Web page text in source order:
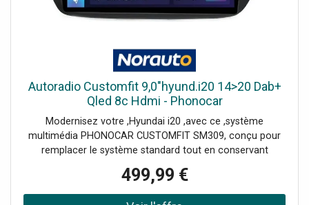
Autoradio Customfit 9,0"hyund.i20 14>20 Dab+
Qled 8c Hdmi - Phonocar
Modernisez votre ,Hyundai i20 ,avec ce ,système
multimédia PHONOCAR CUSTOMFIT SM309, conçu pour
remplacer le système standard tout en conservant
l’adaptateur spécifique inclus, l’intégration est
parfaitement harmonieuse.Doté d’un ,écran tactile
499,99 €